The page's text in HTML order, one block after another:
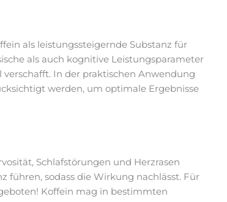
als leistungssteigernde Substanz für
als auch kognitive Leistungsparameter
In der praktischen Anwendung
werden, um optimale Ergebnisse
Schlafstörungen und Herzrasen
führen, sodass die Wirkung nachlässt. Für
Koffein mag in bestimmten